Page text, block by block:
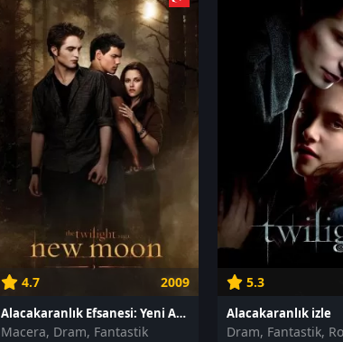
4.7 2009
Alacakaranlık Efsanesi: Yeni Ay izle
Macera, Dram, Fantastik
5.3
Alacakaranlık izle
Dram, Fantastik,